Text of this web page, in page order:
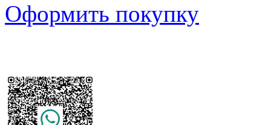
Оформить покупку